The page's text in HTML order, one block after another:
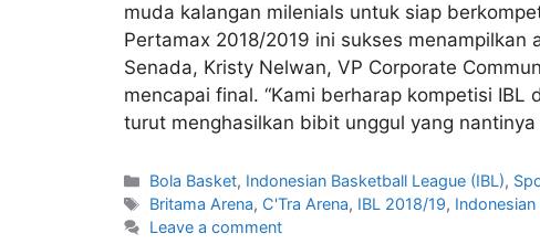
muda kalangan milenials untuk siap
Pertamax 2018/2019 ini sukses
Senada, Kristy Nelwan, VP Corporate
mencapai final. “Kami berharap kompetisi
turut menghasilkan bibit unggul yang
Bola Basket, Indonesian Basketball League (IBL),
Britama Arena, C'Tra Arena, IBL 2018/19,
Leave a comment